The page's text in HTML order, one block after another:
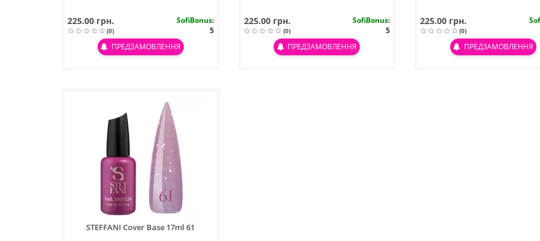
225.00 грн.
(0)
SofiBonus:
5
ПРЕДЗАМОВЛЕННЯ
225.00 грн.
(0)
SofiBonus:
5
ПРЕДЗАМОВЛЕННЯ
225.00 грн.
(0)
ПРЕДЗАМОВЛЕННЯ
STEFFANI Cover Base 17ml 61